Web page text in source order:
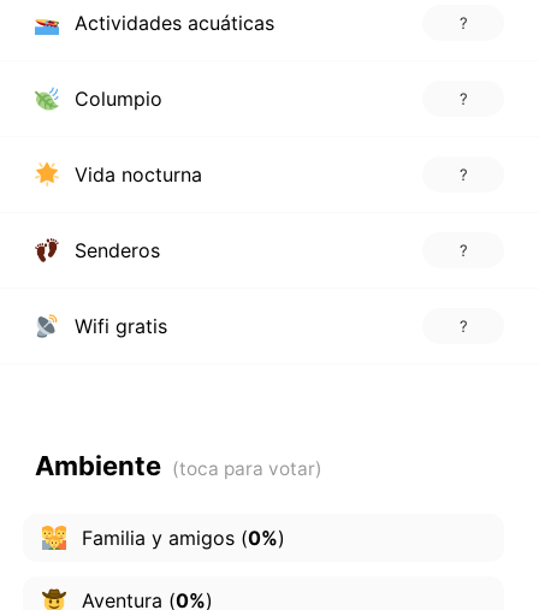
Actividades acuáticas ?
Columpio ?
Vida nocturna ?
Senderos ?
Wifi gratis ?
Ambiente
Familia y amigos(0%)
Aventura (0%)